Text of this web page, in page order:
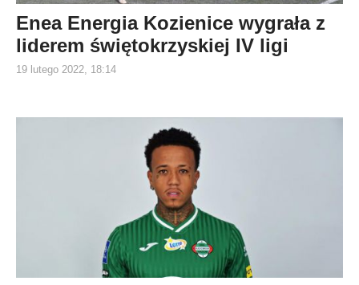
Enea Energia Kozienice wygrała z
liderem świętokrzyskiej IV ligi
19 lutego 2022, 18:14